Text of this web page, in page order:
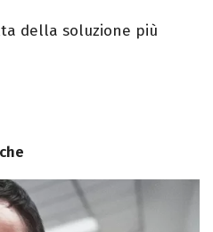
della soluzione più